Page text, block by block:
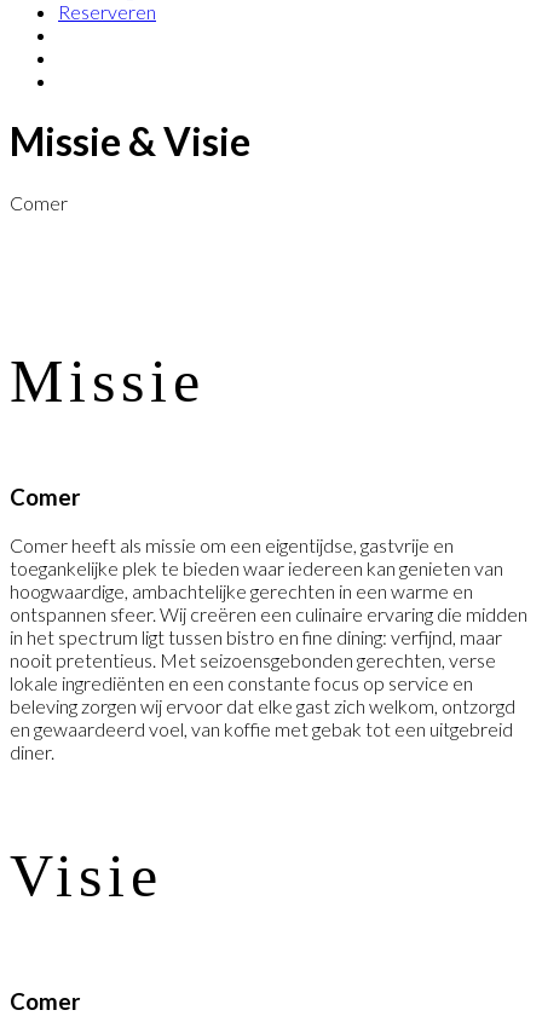
Reserveren
Missie & Visie
Comer
Missie
Comer
Comer heeft als missie om een eigentijdse, gastvrije en
toegankelijke plek te bieden waar iedereen kan genieten van
hoogwaardige, ambachtelijke gerechten in een warme en
ontspannen sfeer. Wij creëren een culinaire ervaring die midden
in het spectrum ligt tussen bistro en fine dining: verfijnd, maar
nooit pretentieus. Met seizoensgebonden gerechten, verse
lokale ingrediënten en een constante focus op service en
beleving zorgen wij ervoor dat elke gast zich welkom, ontzorgd
en gewaardeerd voel, van koffie met gebak tot een uitgebreid
diner.
Visie
Comer